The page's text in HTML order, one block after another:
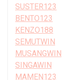
SUSTER123
BENTO123
KENZO188
SEMUTWIN
MUSANGWIN
SINGAWIN
MAMEN123